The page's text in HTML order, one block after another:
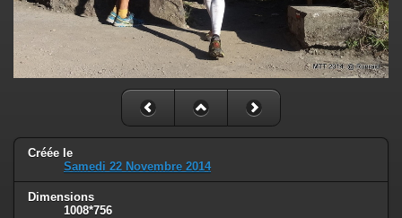
Créée le
Samedi 22 Novembre 2014
Dimensions
1008*756